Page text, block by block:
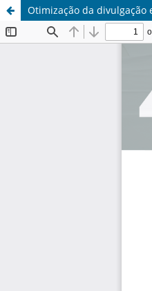
Otimização da divulgação